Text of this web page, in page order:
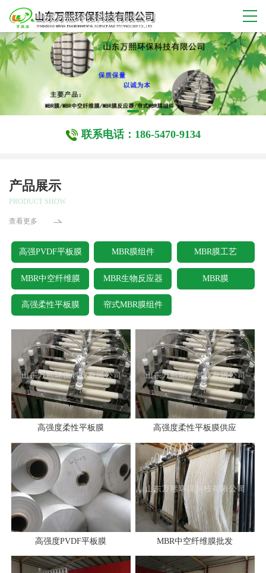
联系电话：186-5470-9134
产品展示
PRODUCT SHOW
查看更多
高强PVDF平板膜 MBR膜组件 MBR膜工艺
MBR中空纤维膜 MBR生物反应器 MBR膜
高强柔性平板膜 帘式MBR膜组件
高强度柔性平板膜 高强度柔性平板膜供应
高强度PVDF平板膜 MBR中空纤维膜批发